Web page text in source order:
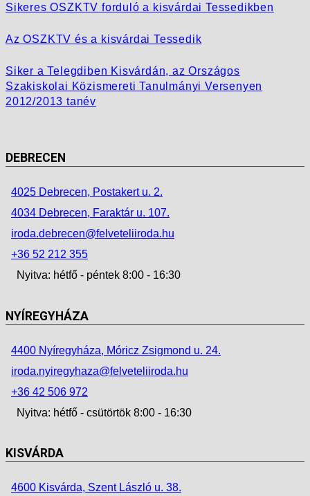
Sikeres OSZKTV forduló a kisvárdai Tessedikben
Az OSZKTV és a kisvárdai Tessedik
Siker a Telegdiben Kisvárdán, az Országos
Szakiskolai Közismereti Tanulmányi Versenyen
2012/2013 tanév
DEBRECEN
4025 Debrecen, Postakert u. 2.
4034 Debrecen, Faraktár u. 107.
iroda.debrecen@felveteliiroda.hu
+36 52 212 355
Nyitva: hétfő - péntek 8:00 - 16:30
NYÍREGYHÁZA
4400 Nyíregyháza, Móricz Zsigmond u. 24.
iroda.nyiregyhaza@felveteliiroda.hu
+36 42 506 972
Nyitva: hétfő - csütörtök 8:00 - 16:30
KISVÁRDA
4600 Kisvárda, Szent László u. 38.